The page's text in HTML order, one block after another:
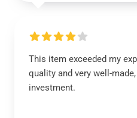
This item exceeded my
quality and very well-
investment.